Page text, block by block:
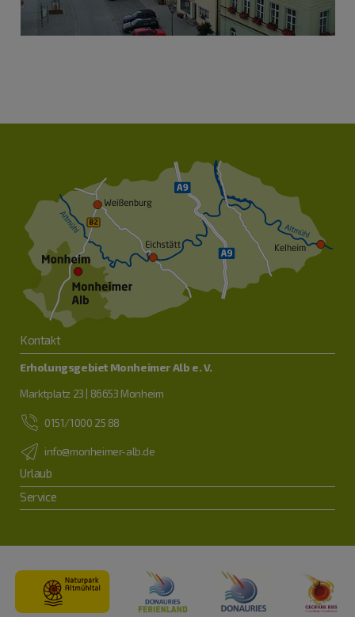
Kontakt
Erholungsgebiet Monheimer Alb e. V.
Marktplatz 23 | 86653 Monheim
0151/1000 25 88
info@monheimer-alb.de
Urlaub
Service